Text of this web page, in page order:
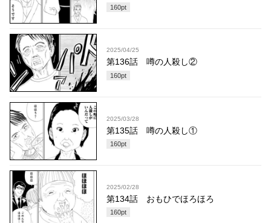
160pt
2025/04/25
第136話 噂の人殺し②
160pt
2025/03/28
第135話 噂の人殺し①
160pt
2025/02/28
第134話 おもひでほろほろ
160pt